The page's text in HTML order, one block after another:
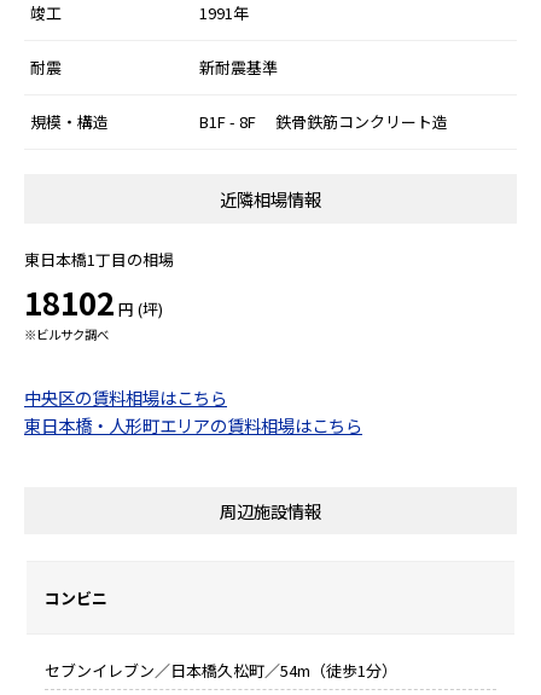
竣工 1991年
耐震 新耐震基準
規模・構造 B1F - 8F 鉄骨鉄筋コンクリート造
近隣相場情報
東日本橋1丁目の相場
18102 円 (坪)
※ビルサク調べ
中央区の賃料相場はこちら
東日本橋・人形町エリアの賃料相場はこちら
周辺施設情報
コンビニ
セブンイレブン／日本橋久松町／54m（徒歩1分）